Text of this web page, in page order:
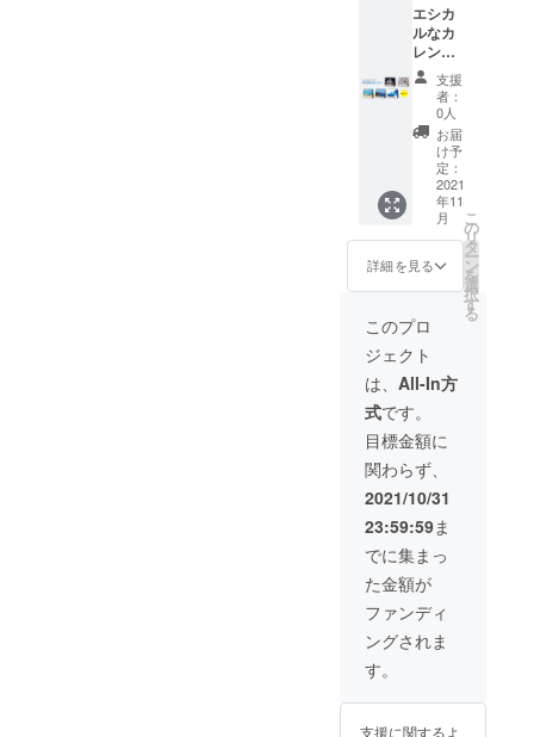
エシカ
ルなカ
レン
ダー
「作れ
る卓上
カレン
ダー」
1冊
（オー
ダーか
らお届
けまで
の流
れ） １.
プロ
ジェク
ト終了
後、弊
社より
ご登録
いただ
きまし
たメー
ルアド
レスに
テンプ
レート
データ
をお送
りしま
す。テ
ンプ
レート
Adobe
支援
者：
0人
お届
け予
定：
2021
年11
月
詳細を見る
こ
の
リ
タ
ー
ン
を
選
択
す
る
このプロ
ジェクト
は、 All-In方
式です。
目標金額に
関わらず、
2021/10/31
23:59:59ま
でに集まっ
た金額が
ファンディ
ングされま
す。
支援に関するよ